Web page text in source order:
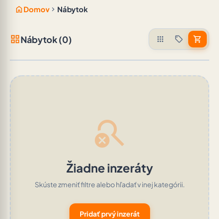
home Domov chevron_right Nábytok
grid_viewNábytok (0) apps sell shopping_cart
search_off
Žiadne inzeráty
Skúste zmeniť filtre alebo hľadať v inej kategórii.
Pridať prvý inzerát